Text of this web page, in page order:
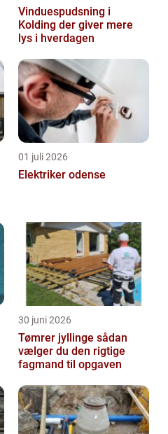
Vinduespudsning i
Kolding der giver mere
lys i hverdagen
01 juli 2026
Elektriker odense
30 juni 2026
Tømrer jyllinge sådan
vælger du den rigtige
fagmand til opgaven